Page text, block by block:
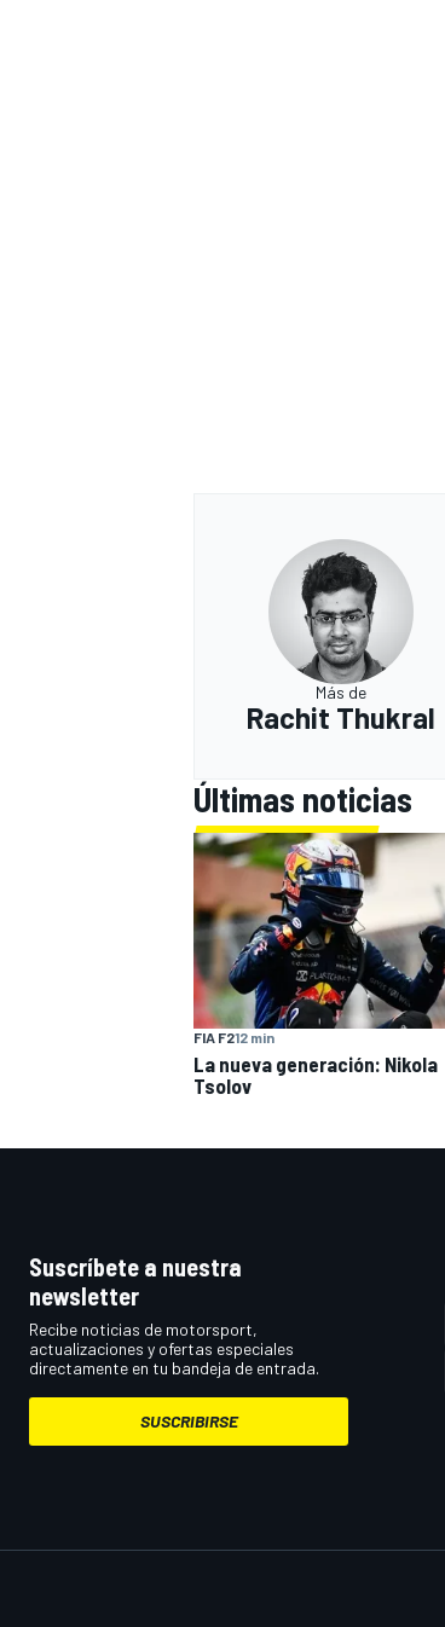
Más de
Rachit Thukral
Últimas noticias
FIA F212 min
La nueva generación: Nikola
Tsolov
Suscríbete a nuestra
newsletter
Recibe noticias de motorsport,
actualizaciones y ofertas especiales
directamente en tu bandeja de entrada.
SUSCRIBIRSE